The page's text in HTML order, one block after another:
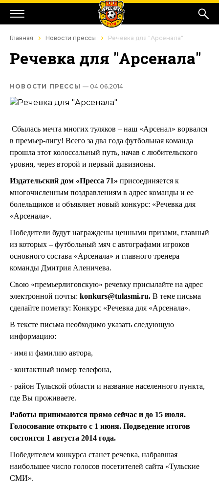
Главная Новости прессы Речевка для "Арсенала"
Речевка для "Арсенала"
НОВОСТИ ПРЕССЫ — 04.06.2014
Сбылась мечта многих туляков – наш «Арсенал» ворвался
в премьер-лигу! Всего за два года футбольная команда
прошла этот колоссальный путь, начав с любительского
уровня, через второй и первый дивизионы.
Издательский дом «Пресса 71» присоединяется к
многочисленным поздравлениям в адрес команды и ее
болельщиков и объявляет новый конкурс: «Речевка для
«Арсенала».
Победители будут награждены ценными призами, главный
из которых – футбольный мяч с автографами игроков
основного состава «Арсенала» и главного тренера
команды Дмитрия Аленичева.
Свою «премьерлиговскую» речевку присылайте на адрес
электронной почты: konkurs@tulasmi.ru. В теме письма
сделайте пометку: Конкурс «Речевка для «Арсенала».
В тексте письма необходимо указать следующую
информацию:
· имя и фамилию автора,
· контактный номер телефона,
· район Тульской области и название населенного пункта,
где Вы проживаете.
Работы принимаются прямо сейчас и до 15 июля.
Голосование открыто с 1 июня. Подведение итогов
состоится 1 августа 2014 года.
Победителем конкурса станет речевка, набравшая
наибольшее число голосов посетителей сайта «Тульские
СМИ».